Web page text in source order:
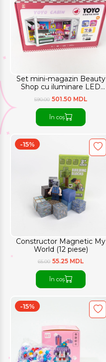
Set mini-magazin Beauty
Shop cu iluminare LED
21×12,5 cm
590.00 501.50 MDL
În coș
Constructor Magnetic My
World (12 piese)
-15%
65.00 55.25 MDL
În coș
-15%